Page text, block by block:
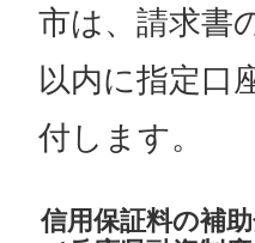
市は、請求書
以内に指定口
付します。
信用保証料の補